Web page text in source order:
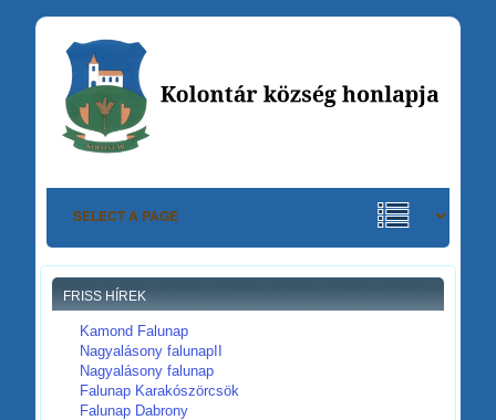
FRISS HÍREK
Kamond Falunap
Nagyalásony falunapII
Nagyalásony falunap
Falunap Karakószörcsök
Falunap Dabrony